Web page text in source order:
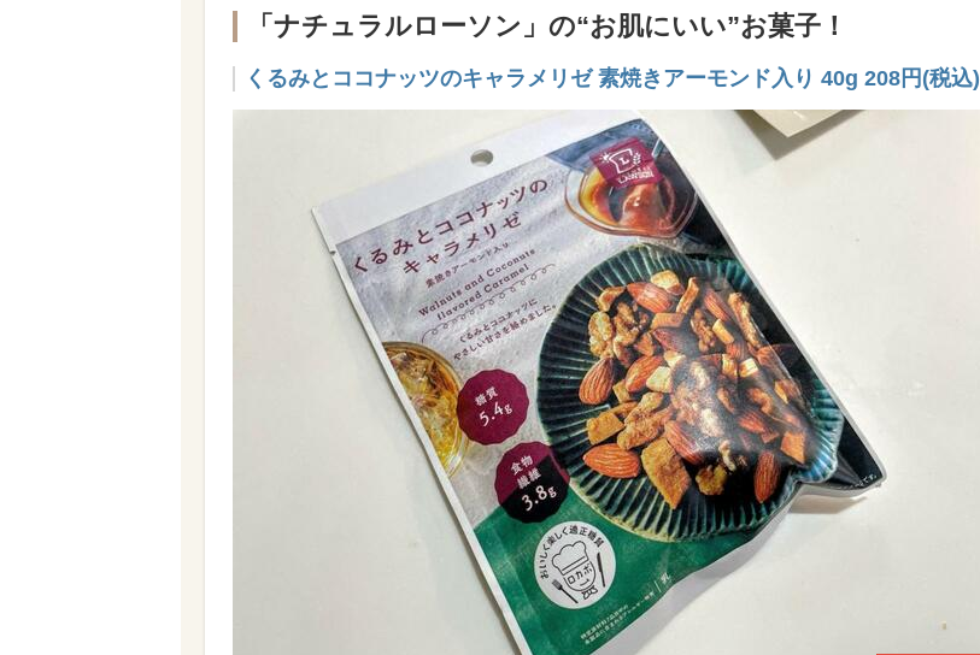
「ナチュラルローソン」の“お肌にいい”お菓子！
くるみとココナッツのキャラメリゼ 素焼きアーモンド入り 40g 208円(税込)